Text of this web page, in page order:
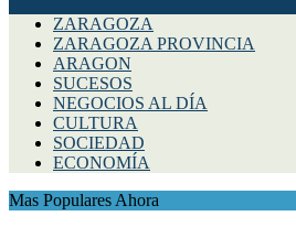
ZARAGOZA
ZARAGOZA PROVINCIA
ARAGON
SUCESOS
NEGOCIOS AL DÍA
CULTURA
SOCIEDAD
ECONOMÍA
Mas Populares Ahora